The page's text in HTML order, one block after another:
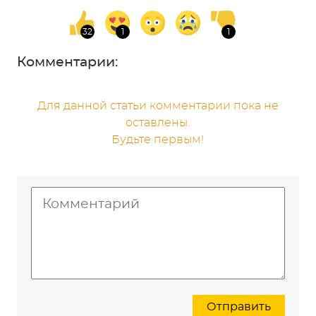
Комментарии:
Для данной статьи комментарии пока не
оставлены.
Будьте первым!
Отправить